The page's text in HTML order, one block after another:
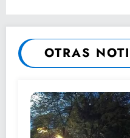
NACIONAL.
OTRAS